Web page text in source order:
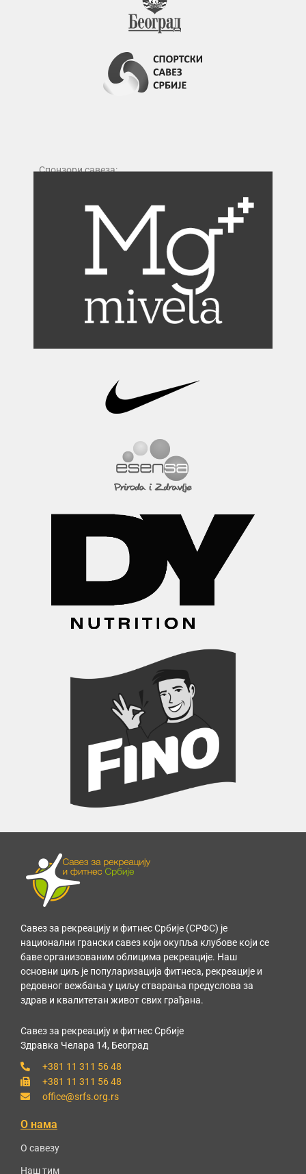
Спонзори савеза:
Савез за рекреацију и фитнес Србије (СРФС) је
национални грански савез који окупља клубове који се
баве организованим облицима рекреације. Наш
основни циљ је популаризација фитнеса, рекреације и
редовног вежбања у циљу стварања предуслова за
здрав и квалитетан живот свих грађана.
Савез за рекреацију и фитнес Србије
Здравка Челара 14, Београд
+381 11 311 56 48
+381 11 311 56 48
office@srfs.org.rs
О нама
О савезу
Наш тим